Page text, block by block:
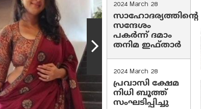
2024 March 28
സാഹോദര്യത്തിന്റെ
സന്ദേശം
പകർന്ന് ദമാം
തനിമ ഇഫ്‌താർ
2024 March 28
പ്രവാസി ക്ഷേമ
നിധി ബൂത്ത്
സംഘടിപ്പിച്ചു